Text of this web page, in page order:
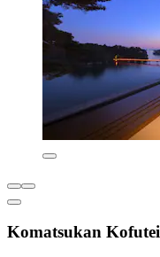
Komatsukan Kofutei